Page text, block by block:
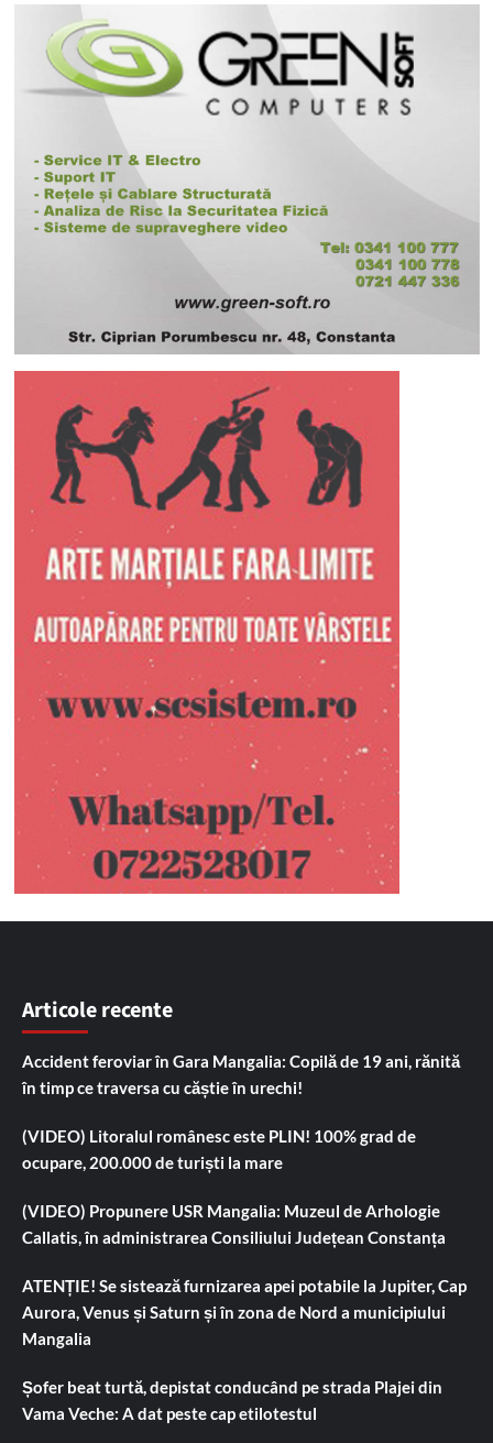
Articole recente
Accident feroviar în Gara Mangalia: Copilă de 19 ani, rănită
în timp ce traversa cu căștie în urechi!
(VIDEO) Litoralul românesc este PLIN! 100% grad de
ocupare, 200.000 de turiști la mare
(VIDEO) Propunere USR Mangalia: Muzeul de Arhologie
Callatis, în administrarea Consiliului Județean Constanța
ATENȚIE! Se sistează furnizarea apei potabile la Jupiter, Cap
Aurora, Venus și Saturn și în zona de Nord a municipiului
Mangalia
Șofer beat turtă, depistat conducând pe strada Plajei din
Vama Veche: A dat peste cap etilotestul